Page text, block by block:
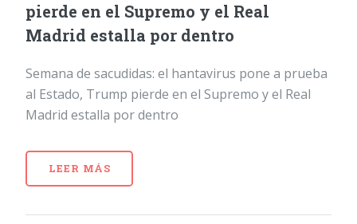
pierde en el Supremo y el Real
Madrid estalla por dentro
Semana de sacudidas: el hantavirus pone a prueba
al Estado, Trump pierde en el Supremo y el Real
Madrid estalla por dentro
LEER MÁS